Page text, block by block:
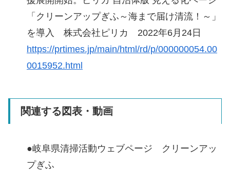
「クリーンアップぎふ～海まで届け清流！～」
を導入 株式会社ピリカ 2022年6月24日
https://prtimes.jp/main/html/rd/p/000000054.00
0015952.html
関連する図表・動画
●岐阜県清掃活動ウェブページ クリーンアッ
プぎふ